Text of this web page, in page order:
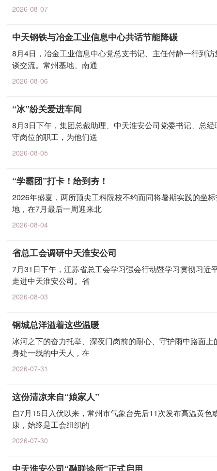
2026-08-07
中天钢铁与冶金工业信息中心共话节能降碳
8月4日，冶金工业信息中心党总支书记、主任付静一行到
谈交流。常州基地、南通
2026-08-06
“冰”纷关爱进车间
8月3日下午，集团总裁助理、中天淮安公司党委书记、总
守岗位的职工，为他们送
2026-08-05
“学霸团”打卡！给到夯！
2026年盛夏，两所顶尖工科院校不约而同将暑期实践的坐
地，在7月最后一周迎来北
2026-08-04
省总工会调研中天淮安公司
7月31日下午，江苏省总工会学习强会行动暨学习贯彻习
走进中天淮安公司。省
2026-08-03
钢城总洋溢着这些温暖
冰河之下的奋力托举、深夜门岗前的耐心、守护雨中路面
身处一线的中天人，在
2026-07-31
这份清凉来自“娘家人”
自7月15日入伏以来，常州市气象台先后11次发布高温黄
康，始终是工会组织的
2026-07-30